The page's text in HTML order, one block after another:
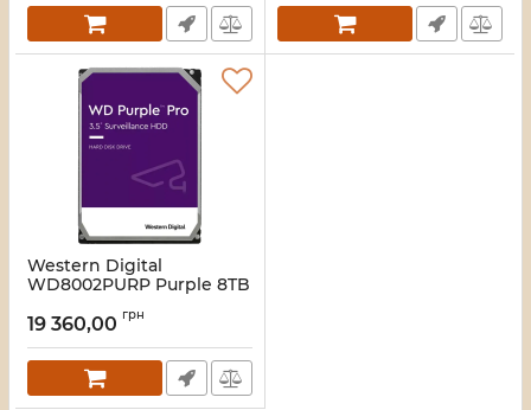
Western Digital
WD8002PURP Purple 8TB
Артикул:16_120836
19 360,00 грн